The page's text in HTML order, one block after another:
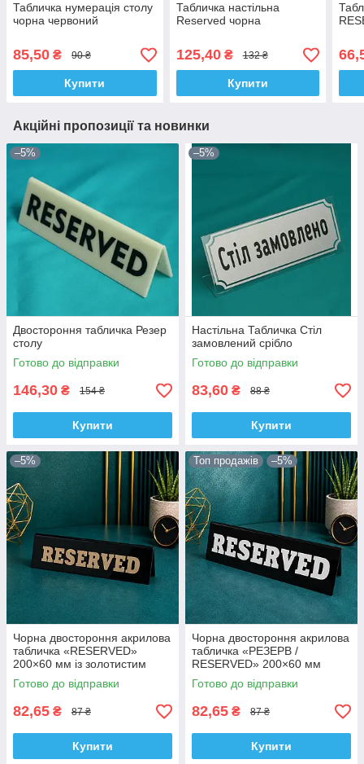
Табличка нумерація столу
чорна червоний
85,50 ₴ 90 ₴
Купити
Табличка настільна
Reserved чорна
125,40₴ 132 ₴
Купити
Акційні пропозиції та новинки
–5%
Двостороння табличка Резер
столу
Готово до відправки
146,30 ₴ 154 ₴
Купити
–5%
Настільна Табличка Стіл
замовлений срібло
Готово до відправки
83,60 ₴ 88 ₴
Купити
–5%
Чорна двостороння акрилова
табличка «RESERVED»
200×60 мм із золотистим
написом
Готово до відправки
82,65 ₴ 87 ₴
Купити
Топ продажів –5%
Чорна двостороння акрилова
табличка «РЕЗЕРВ /
RESERVED» 200×60 мм
Готово до відправки
82,65 ₴ 87 ₴
Купити